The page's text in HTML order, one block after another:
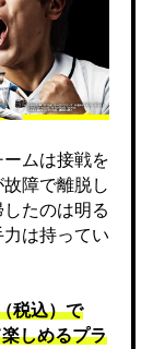
ムは接戦を
障で離脱し
たのは明る
は持ってい
税込）で
しめるプラ